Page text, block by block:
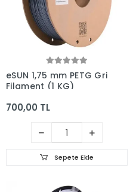
eSUN 1,75 mm PETG Gri
Filament (1 KG)
700,00 TL
Sepete Ekle